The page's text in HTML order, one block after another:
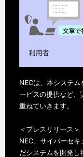
NECは、本システ
ービスの提供など、
重ねていきます。
＜プレスリリース＞
NEC、サイバーセ
だシステムを開発し